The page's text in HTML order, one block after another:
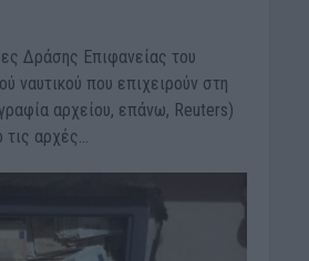
Δράσης Επιφανείας του
ναυτικού που επιχειρούν στη
αρχείου, επάνω, Reuters)
τις αρχές...